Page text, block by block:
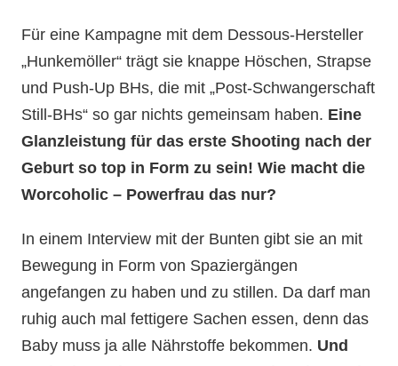
Für eine Kampagne mit dem Dessous-Hersteller
„Hunkemöller“ trägt sie knappe Höschen, Strapse
und Push-Up BHs, die mit „Post-Schwangerschaft
Still-BHs“ so gar nichts gemeinsam haben. Eine
Glanzleistung für das erste Shooting nach der
Geburt so top in Form zu sein! Wie macht die
Worcoholic – Powerfrau das nur?
In einem Interview mit der Bunten gibt sie an mit
Bewegung in Form von Spaziergängen
angefangen zu haben und zu stillen. Da darf man
ruhig auch mal fettigere Sachen essen, denn das
Baby muss ja alle Nährstoffe bekommen. Und